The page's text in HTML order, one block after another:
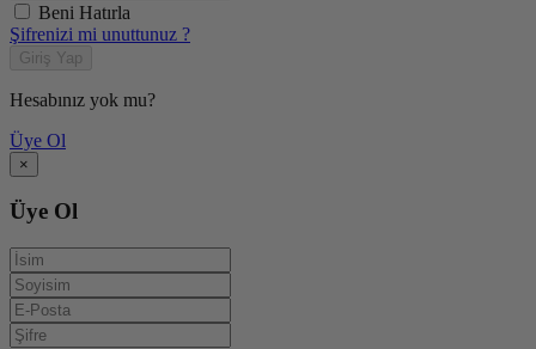
Beni Hatırla
Şifrenizi mi unuttunuz ?
Giriş Yap
Hesabınız yok mu?
Üye Ol
×
Üye Ol